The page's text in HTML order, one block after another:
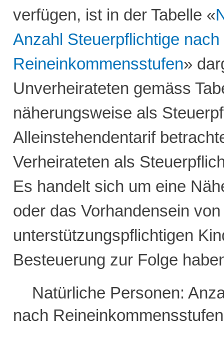
verfügen, ist in der Tabelle «
Anzahl Steuerpflichtige nach
Reineinkommensstufen»
Unverheirateten gemäss
näherungsweise als
Alleinstehendentarif
Verheirateten als
Es handelt sich um eine
oder das Vorhandensein von
unterstützungspflichtigen
Besteuerung zur Folge
Natürliche Personen:
nach Reineinkommensstufen